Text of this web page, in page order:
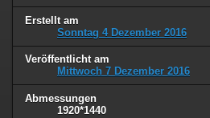
Erstellt am
Sonntag 4 Dezember 2016
Veröffentlicht am
Mittwoch 7 Dezember 2016
Abmessungen
1920*1440